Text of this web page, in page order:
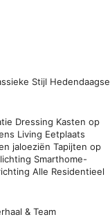
Stijl Hedendaagse
Dressing Kasten op
Living Eetplaats
jaloeziën Tapijten op
Smarthome-
Alle Residentieel
& Team